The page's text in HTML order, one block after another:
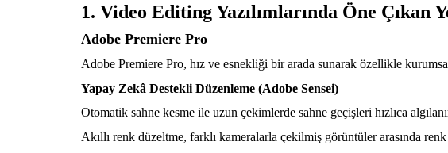
1. Video Editing Yazılımlarında Öne Çıkan
Adobe Premiere Pro
Adobe Premiere Pro, hız ve esnekliği bir arada sunarak özellikle
Yapay Zekâ Destekli Düzenleme (Adobe Sensei)
Otomatik sahne kesme ile uzun çekimlerde sahne geçişleri hızlıca
Akıllı renk düzeltme, farklı kameralarla çekilmiş görüntüler arasında renk